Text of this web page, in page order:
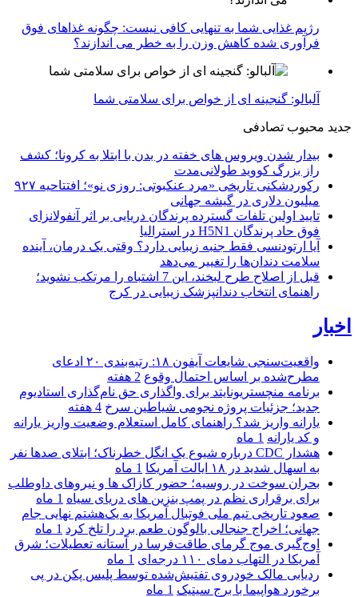
رژیم غذایی شما به تنهایی کافی نیست: چگونه غذاهای فوق
فرآوری شده کاهش وزن را به خطر می اندازند؟
آلبالو: گنجینه ای از خواص برای سلامتی شما
جدید محبوب تصادفی
بیدار شدن ویروس‌ های خفته در بدن با ابتلا به کرونا؛ کشف
راز بزرگ کووید طولانی‌مدت
رکوردشکنی تاریخی «مرد عنکبوتی: روزی نو»؛ افتتاحیه ۹۲۷
میلیون دلاری در گیشه جهانی
تایید اولین تلفات گسترده پرندگان دریایی بر اثر آنفولانزای
فوق حاد پرندگان H5N1 در استرالیا
آیا ارتودنسی فقط جنبه زیبایی دارد؟ وقتی یک درمان، آینده
سلامت دندان‌ها را تغییر می‌دهد
قبل از اصلاح طرح لبخند، این 7 اشتباه را مرتکب نشوید؛
راهنمای انتخاب دندانپزشک زیبایی در کرج
اخبار
واقعیت‌سنجی شایعات آیفون ۱۸: رتبه‌بندی ۲۰ ادعای
مطرح‌شده بر اساس احتمال وقوع 2 هفته
برنامه منچستریونایتد برای واگذاری حق نام‌گذاری استادیوم
جدید؛ جزئیات پروژه نجومی شیاطین سرخ 4 هفته
یارانه واریز شد؟ راهنمای کامل استعلام وضعیت واریز یارانه
و کد یارانه 1 ماه
هشدار CDC درباره شیوع یک انگل خطرناک؛ ابتلای صدها نفر
به اسهال شدید در ۱۸ ایالت آمریکا
1 ماه
بحران سوخت در روسیه؛ حضور کازاک‌ ها و نیروهای داوطلب
برای برقراری نظم در پمپ بنزین‌ های دریای سیاه 1 ماه
صعود تاریخی تیم ملی فوتبال آمریکا به یک‌هشتم نهایی جام
جهانی؛ اخراج جنجالی بالوگون طعم برد را تلخ کرد 1 ماه
اوج‌گیری موج گرمای طاقت‌فرسا در آستانه تعطیلات؛ شرق
آمریکا در التهاب دمای ۱۱۰ درجه‌ای
1 ماه
ردیابی مالک خودروی تفتیش‌شده توسط پلیس پکن در پی
برخورد هواپیما با برج سیتیک 1 ماه